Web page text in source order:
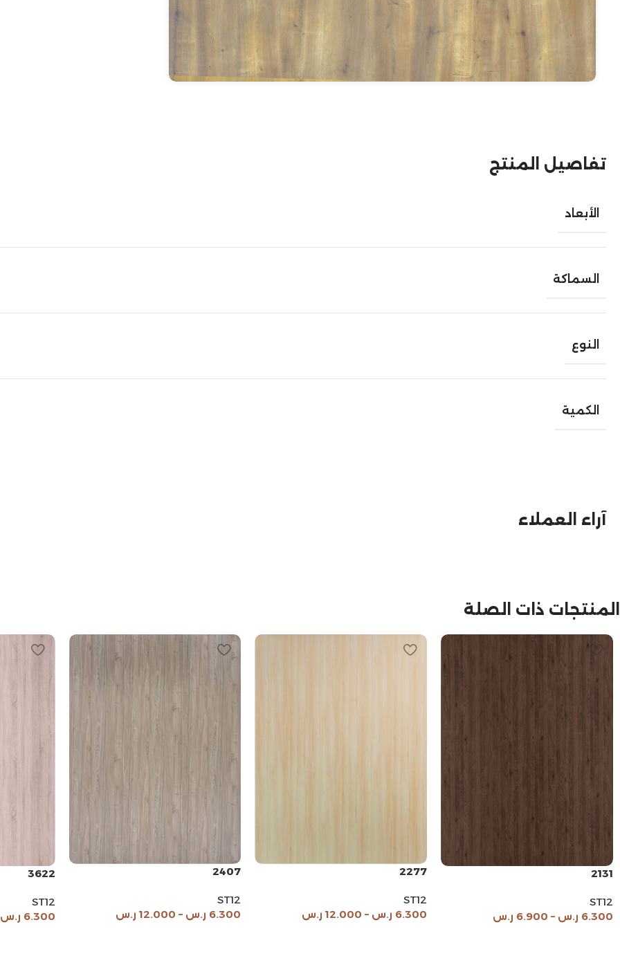
تفاصيل المنتج
الأبعاد
السماكة
النوع
الكمية
آراء العملاء
المنتجات ذات الصلة
2131
ST12
6.300 ر.س –
6.900 ر.س
2277
ST12
6.300 ر.س –
12.000 ر.س
2407
ST12
6.300 ر.س –
12.000 ر.س
3622
ST12
6.300 ر.س